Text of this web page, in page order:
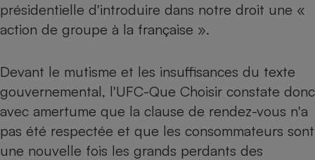
présidentielle d'introduire dans notre droit une «
action de groupe à la française ».
Devant le mutisme et les insuffisances du texte
gouvernemental, l'UFC-Que Choisir constate donc
avec amertume que la clause de rendez-vous n'a
pas été respectée et que les consommateurs sont
une nouvelle fois les grands perdants des